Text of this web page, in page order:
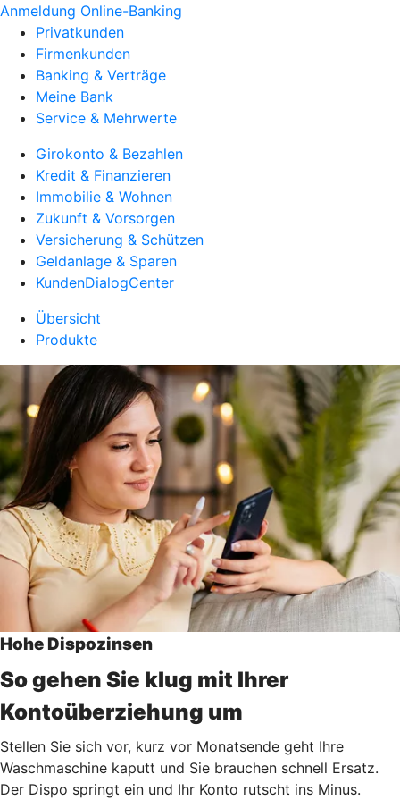
Anmeldung Online-Banking
Privatkunden
Firmenkunden
Banking & Verträge
Meine Bank
Service & Mehrwerte
Girokonto & Bezahlen
Kredit & Finanzieren
Immobilie & Wohnen
Zukunft & Vorsorgen
Versicherung & Schützen
Geldanlage & Sparen
KundenDialogCenter
Übersicht
Produkte
Hohe Dispozinsen
So gehen Sie klug mit Ihrer
Kontoüberziehung um
Stellen Sie sich vor, kurz vor Monatsende geht Ihre
Waschmaschine kaputt und Sie brauchen schnell Ersatz.
Der Dispo springt ein und Ihr Konto rutscht ins Minus.